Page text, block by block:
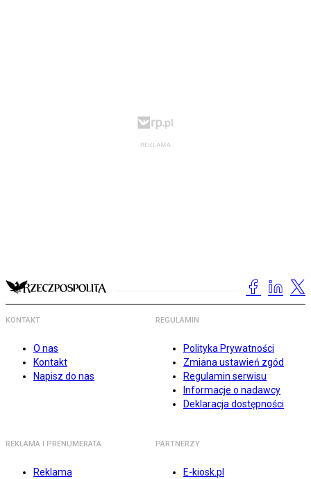
KONTAKT
O nas
Kontakt
Napisz do nas
REGULAMIN
Polityka Prywatności
Zmiana ustawień zgód
Regulamin serwisu
Informacje o nadawcy
Deklaracja dostępności
REKLAMA I PRENUMERATA
Reklama
PARTNERZY
E-kiosk.pl